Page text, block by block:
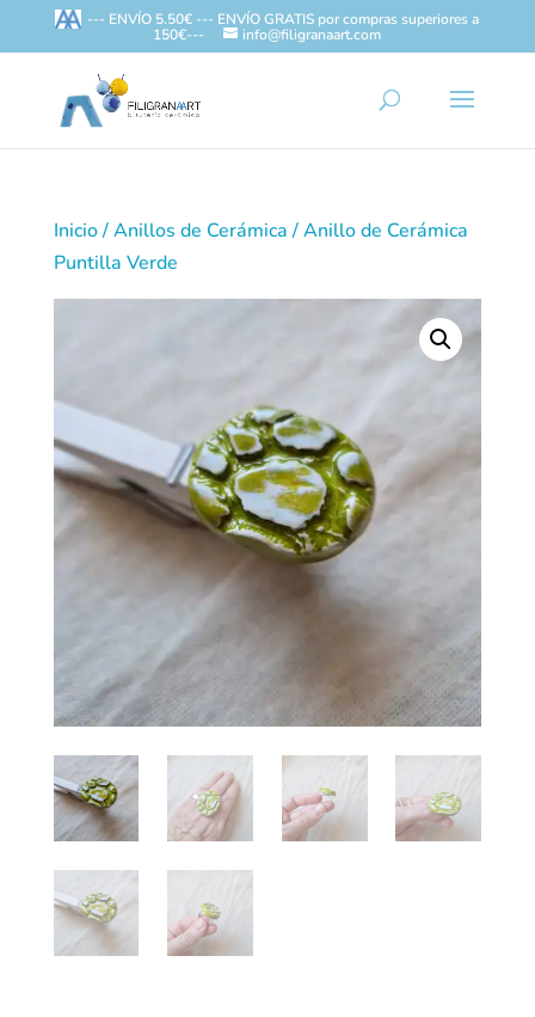
--- ENVÍO 5.50€ --- ENVÍO GRATIS por compras superiores a
150€---
info@filigranaart.com
Inicio/Anillos de Cerámica / Anillo de Cerámica
Puntilla Verde